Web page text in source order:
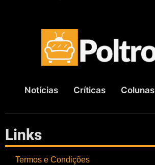
Notícias Críticas Colunas
Links
Termos e Condições